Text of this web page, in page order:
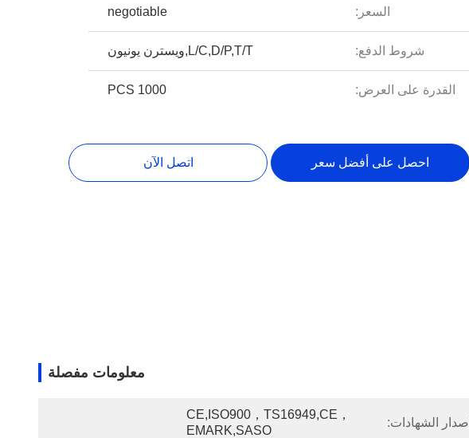
السعر: negotiable
شروط الدفع: L/C,D/P,T/T,ويسترن يونيون
القدرة على العرض: 1000 PCS
احصل على أفضل سعر اتصل الآن
معلومات مفصلة
إصدار الشهادات:
CE,ISO900，TS16949,CE，
EMARK,SASO